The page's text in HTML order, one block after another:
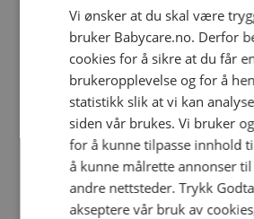
Mini A Ture Fleecejakke,
Cinnamon Swirl
kr 949,00 kr 664,30
Mini A Ture Lue, Light
kr 299,00kr 209,30
Vi ønsker at du skal være
bruker Babycare.no. Derfor
cookies for å sikre at du får
brukeropplevelse og for å
statistikk slik at vi kan
siden vår brukes. Vi bruker
for å kunne tilpasse innhold
å kunne målrette annonser til
andre nettsteder. Trykk
akseptere vår bruk av